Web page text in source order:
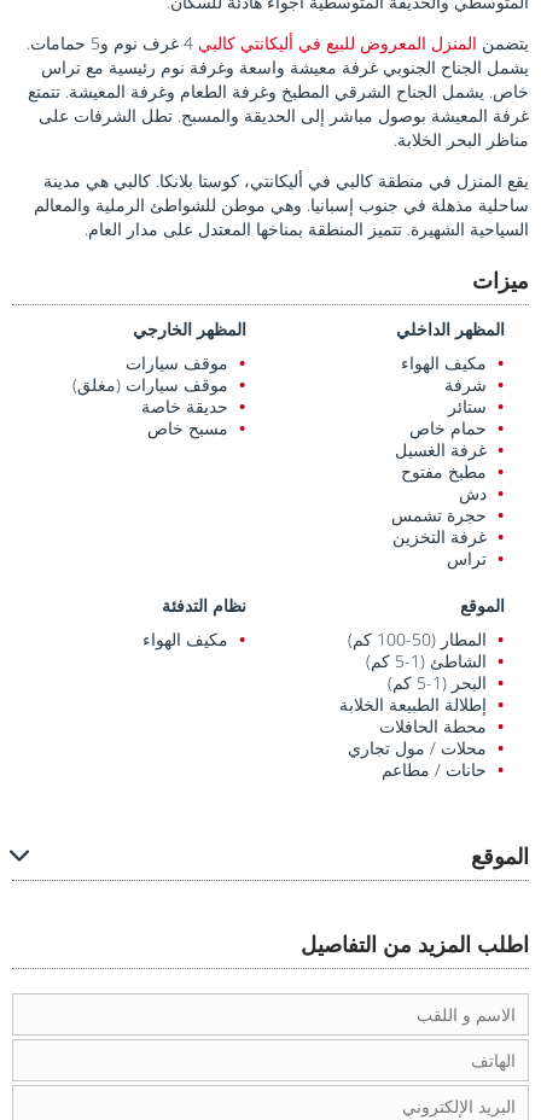
يتضمن المنزل المعروض للبيع في أليكانتي كالبي
4 غرف نوم و5 حمامات.
يشمل الجناح الجنوبي غرفة معيشة واسعة وغرفة نوم رئيسية مع تراس
خاص. يشمل الجناح الشرقي المطبخ وغرفة الطعام وغرفة المعيشة. تتمتع
غرفة المعيشة بوصول مباشر إلى الحديقة والمسبح. تطل الشرفات على
مناظر البحر الخلابة.
يقع المنزل في منطقة كالبي في أليكانتي، كوستا بلانكا. كالبي هي مدينة
ساحلية مذهلة في جنوب إسبانيا. وهي موطن للشواطئ الرملية والمعالم
السياحية الشهيرة. تتميز المنطقة بمناخها المعتدل على مدار العام.
ميزات
المظهر الداخلي
مكيف الهواء
شرفة
ستائر
حمام خاص
غرفة الغسيل
مطبخ مفتوح
دش
حجرة تشمس
غرفة التخزين
تراس
المظهر الخارجي
موقف سيارات
موقف سيارات (مغلق)
حديقة خاصة
مسبح خاص
الموقع
المطار (50-100 كم)
الشاطئ (1-5 كم)
البحر (1-5 كم)
إطلالة الطبيعة الخلابة
محطة الحافلات
محلات / مول تجاري
حانات / مطاعم
نظام التدفئة
مكيف الهواء
الموقع
اطلب المزيد من التفاصيل